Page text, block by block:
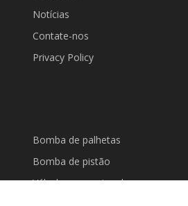
Notícias
Contate-nos
Privacy Policy
Bomba de palhetas
Bomba de pistão
Válvula proporcional